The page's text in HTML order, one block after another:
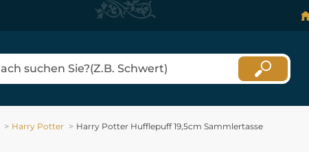
Harry Potter Harry Potter Hufflepuff 19,5cm Sammlertasse